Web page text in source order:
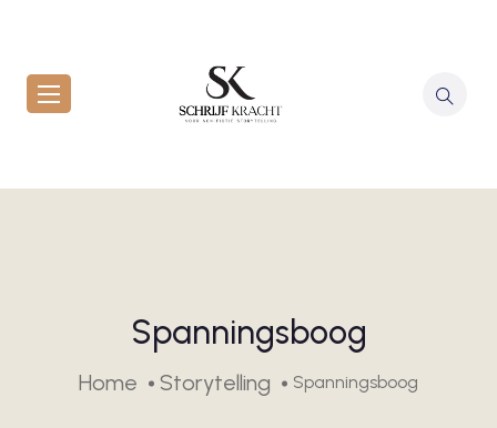
Spanningsboog
Home Storytelling Spanningsboog